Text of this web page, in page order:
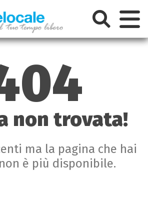
non trovata!
ma la pagina che hai
è più disponibile.